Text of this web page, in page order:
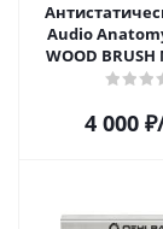
Audio
WOOD BRUSH
4 000₽